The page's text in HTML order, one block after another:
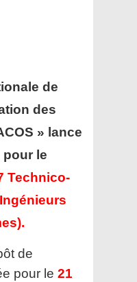
de
des
» lance
le
Technico-
de
pour le 21